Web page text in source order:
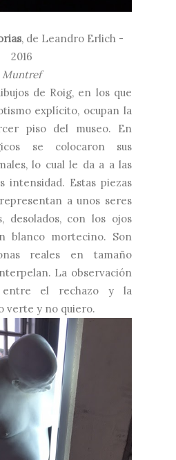
, de Leandro Erlich -
2016
Muntref
de Roig, en los que
explícito, ocupan la
piso del museo. En
se colocaron sus
lo cual le da a a las
intensidad. Estas piezas
a unos seres
desolados, con los ojos
blanco mortecino. Son
reales en tamaño
La observación
entre el rechazo y la
verte y no quiero.